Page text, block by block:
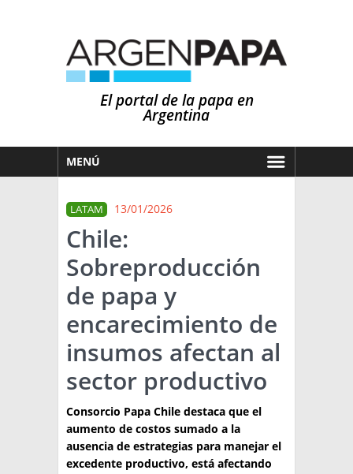
El portal de la papa en
Argentina
MENÚ
MERCADOS
NOTICIAS
EN ESPAÑOL
OTROS IDIOMAS
CLIMA
PRONÓSTICO
LLUVIAS
ARGENTINA
EL MUNDO
TÉCNICA
PRODUCCION
CLASIFICADOS
LATAM 13/01/2026
Chile:
Sobreproducción
de papa y
encarecimiento de
insumos afectan al
sector productivo
Consorcio Papa Chile destaca que el
aumento de costos sumado a la
ausencia de estrategias para manejar el
excedente productivo, está afectando